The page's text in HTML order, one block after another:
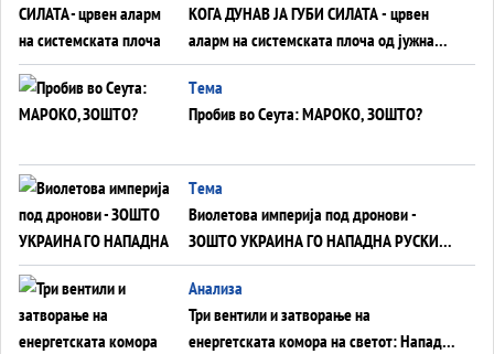
КОГА ДУНАВ ЈА ГУБИ СИЛАТА - црвен
аларм на системската плоча од јужна
Германија до Црното Море...
Tема
Пробив во Сеута: МАРОКО, ЗОШТО?
Tема
Виолетова империја под дронови -
ЗОШТО УКРАИНА ГО НАПАДНА РУСКИОТ
WILDBERRIES
Aнализа
Три вентили и затворање на
енергетската комора на светот: Нападот